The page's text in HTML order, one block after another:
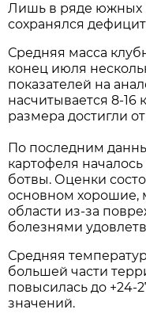
Лишь в ряде южных
сохранялся
Средняя масса
конец июля
показателей на
насчитывается 8-16
размера достигли
По последним
картофеля
ботвы. Оценки
основном хорошие,
области из-за
болезнями
Средняя
большей части
повысилась до +24-
значений.